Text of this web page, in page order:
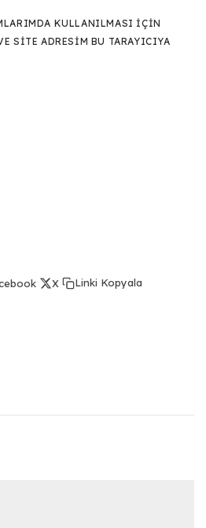
KULLANILMASI IÇIN
SITE ADRESIM BU TARAYICIYA
X Linki Kopyala